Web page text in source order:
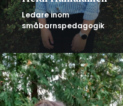
Ledare inom
småbarnspedagogik